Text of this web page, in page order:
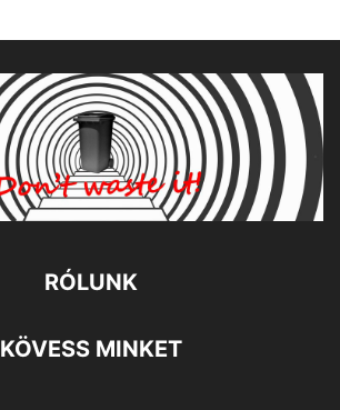
RÓLUNK
KÖVESS MINKET